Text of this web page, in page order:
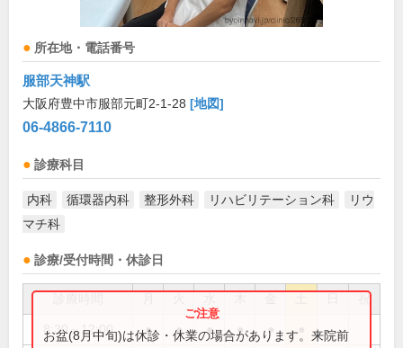
所在地・電話番号
服部天神駅
大阪府豊中市服部元町2-1-28 [地図]
06-4866-7110
診療科目
内科 循環器内科 整形外科 リハビリテーション科
リウ
マチ科
診療/受付時間・休診日
祝
8:30～12:00 ● ● ● ● ●
お盆(8月中旬)は休診・休業の場合があります。来院前